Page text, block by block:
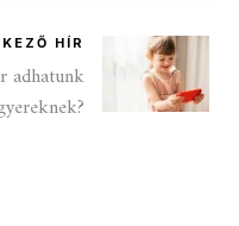
HÍR
adhatunk